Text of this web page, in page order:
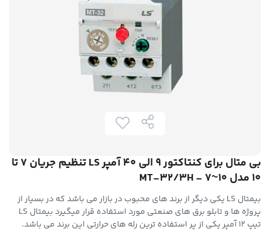
بی متال برای کنتاکتور 9 الی 40 آمپر LS تنظیم جریان 7 تا
10 مدل MT-32/3H - 7~10
بیمتال LS یکی دیگر از برند های محبوب در بازار می باشد که در بسیار از
پروژه ها و تابلو برق های صنعتی مورد استفاده قرار میگیرد بیمتال LS
تیپ 12 آمپر یکی از پر استفاده ترین رله های حرارتی این برند می باشد.